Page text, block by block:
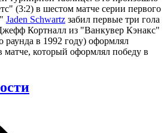
(3:2) в шестом матче серии первого
Jaden Schwartz забил первые три гола
Кортналл из "Ванкувер Кэнакс"
раунда в 1992 году) оформлял
матче, который оформлял победу в